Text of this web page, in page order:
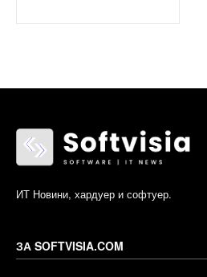
ИТ Новини, хардуер и софтуер.
ЗА SOFTVISIA.COM